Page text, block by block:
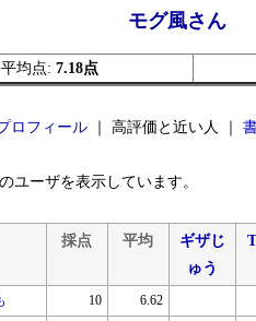
モグ風さん
平均点: 7.18点
ロフィール｜ 高評価と近い人 ｜
ユーザを表示しています。
採点 平均
ギザじ
ゅう
10
6.62